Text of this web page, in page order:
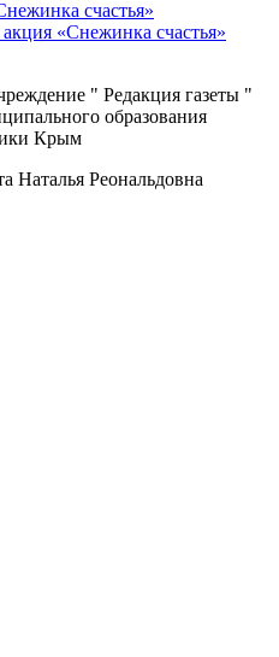
«Снежинка счастья»
" Редакция газеты "
образования
Крым
Наталья Реональдовна